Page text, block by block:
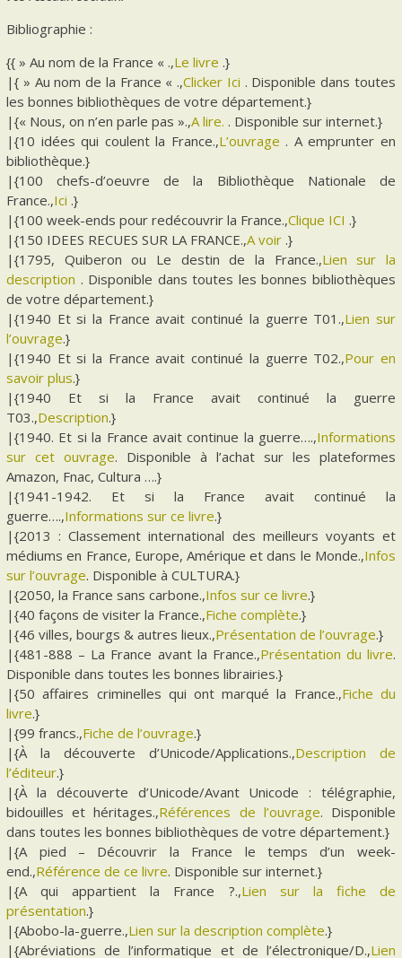
Bibliographie :
{{ » Au nom de la France « .,Le livre .}
|{ » Au nom de la France « .,Clicker Ici . Disponible dans toutes
les bonnes bibliothèques de votre département.}
|{« Nous, on n’en parle pas ».,A lire. . Disponible sur internet.}
|{10 idées qui coulent la France.,L’ouvrage . A emprunter en
bibliothèque.}
|{100 chefs-d’oeuvre de la Bibliothèque Nationale de
France.,Ici .}
|{100 week-ends pour redécouvrir la France.,Clique ICI .}
|{150 IDEES RECUES SUR LA FRANCE.,A voir .}
|{1795, Quiberon ou Le destin de la France.,Lien sur la
description . Disponible dans toutes les bonnes bibliothèques
de votre département.}
|{1940 Et si la France avait continué la guerre T01.,Lien sur
l’ouvrage.}
|{1940 Et si la France avait continué la guerre T02.,Pour en
savoir plus.}
|{1940 Et si la France avait continué la guerre
T03.,Description.}
|{1940. Et si la France avait continue la guerre….,Informations
sur cet ouvrage. Disponible à l’achat sur les plateformes
Amazon, Fnac, Cultura ….}
|{1941-1942. Et si la France avait continué la
guerre….,Informations sur ce livre.}
|{2013 : Classement international des meilleurs voyants et
médiums en France, Europe, Amérique et dans le Monde.,Infos
sur l’ouvrage. Disponible à CULTURA.}
|{2050, la France sans carbone.,Infos sur ce livre.}
|{40 façons de visiter la France.,Fiche complète.}
|{46 villes, bourgs & autres lieux.,Présentation de l’ouvrage.}
|{481-888 – La France avant la France.,Présentation du livre.
Disponible dans toutes les bonnes librairies.}
|{50 affaires criminelles qui ont marqué la France.,Fiche du
livre.}
|{99 francs.,Fiche de l’ouvrage.}
|{À la découverte d’Unicode/Applications.,Description de
l’éditeur.}
|{À la découverte d’Unicode/Avant Unicode : télégraphie,
bidouilles et héritages.,Références de l’ouvrage. Disponible
dans toutes les bonnes bibliothèques de votre département.}
|{A pied – Découvrir la France le temps d’un week-
end.,Référence de ce livre. Disponible sur internet.}
|{A qui appartient la France ?.,Lien sur la fiche de
présentation.}
|{Abobo-la-guerre.,Lien sur la description complète.}
|{Abréviations de l’informatique et de l’électronique/D.,Lien